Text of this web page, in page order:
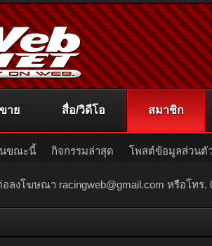
อลงโฆษณา racingweb@gmail.com หรือโทร.
าย สื่อ/วิดีโอ สมาชิก
นขณะนี้ กิจกรรมล่าสุด โพสต์ข้อมูลส่วนตั